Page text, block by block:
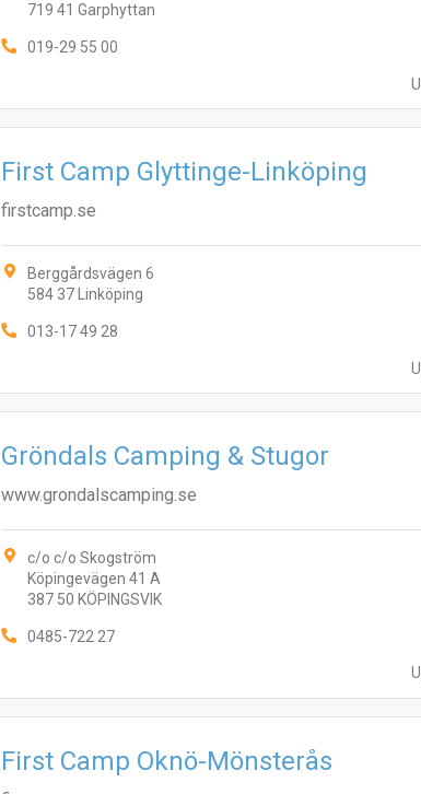
719 41 Garphyttan
019-29 55 00
First Camp Glyttinge-Linköping
firstcamp.se
Berggårdsvägen 6
584 37 Linköping
013-17 49 28
Gröndals Camping & Stugor
www.grondalscamping.se
c/o c/o Skogström
Köpingevägen 41 A
387 50 KÖPINGSVIK
0485-722 27
First Camp Oknö-Mönsterås